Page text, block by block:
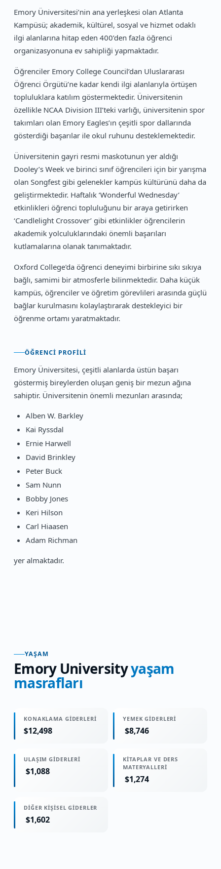
Emory Üniversitesi’nin ana yerleşkesi olan Atlanta
Kampüsü; akademik, kültürel, sosyal ve hizmet odaklı
ilgi alanlarına hitap eden 400’den fazla öğrenci
organizasyonuna ev sahipliği yapmaktadır.
Öğrenciler Emory College Council’dan Uluslararası
Öğrenci Örgütü’ne kadar kendi ilgi alanlarıyla örtüşen
topluluklara katılım göstermektedir. Üniversitenin
özellikle NCAA Division III’teki varlığı, üniversitenin spor
takımları olan Emory Eagles’ın çeşitli spor dallarında
gösterdiği başarılar ile okul ruhunu desteklemektedir.
Üniversitenin gayri resmi maskotunun yer aldığı
Dooley’s Week ve birinci sınıf öğrencileri için bir yarışma
olan Songfest gibi gelenekler kampüs kültürünü daha da
geliştirmektedir. Haftalık ‘Wonderful Wednesday’
etkinlikleri öğrenci topluluğunu bir araya getirirken
‘Candlelight Crossover’ gibi etkinlikler öğrencilerin
akademik yolculuklarındaki önemli başarıları
kutlamalarına olanak tanımaktadır.
Oxford College'da öğrenci deneyimi birbirine sıkı sıkıya
bağlı, samimi bir atmosferle bilinmektedir. Daha küçük
kampüs, öğrenciler ve öğretim görevlileri arasında güçlü
bağlar kurulmasını kolaylaştırarak destekleyici bir
öğrenme ortamı yaratmaktadır.
ÖĞRENCI PROFILI
Emory Üniversitesi, çeşitli alanlarda üstün başarı
göstermiş bireylerden oluşan geniş bir mezun ağına
sahiptir. Üniversitenin önemli mezunları arasında;
Alben W. Barkley
Kai Ryssdal
Ernie Harwell
David Brinkley
Peter Buck
Sam Nunn
Bobby Jones
Keri Hilson
Carl Hiaasen
Adam Richman
yer almaktadır.
YAŞAM
Emory Universityyaşam
masrafları
KONAKLAMA GIDERLERI
$12,498
YEMEK GIDERLERI
$8,746
ULAŞIM GIDERLERI
$1,088
KITAPLAR VE DERS
MATERYALLERI
$1,274
DIĞER KIŞISEL GIDERLER
$1,602